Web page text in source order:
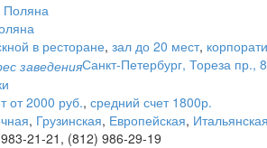
в ресторане, зал до 20 мест,
Санкт-Петербург, Тореза пр.,
от 2000 руб., средний счет 1800р.
, Грузинская, Европейская, Итальянская
21-21, (812) 986-29-19